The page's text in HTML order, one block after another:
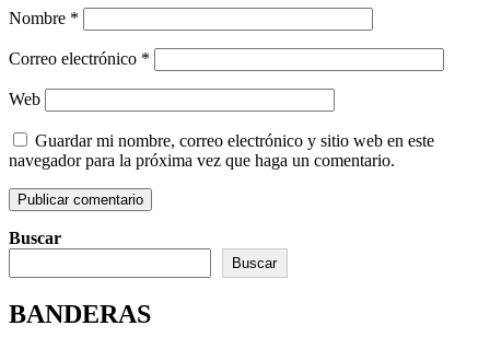
Nombre *
Correo electrónico *
Web
Guardar mi nombre, correo electrónico y sitio web en este
navegador para la próxima vez que haga un comentario.
Buscar
Buscar
BANDERAS